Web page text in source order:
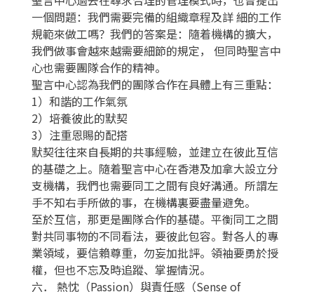
一個問題：我們需要完備的組織章程及詳 細的工作
規範來做工嗎？我們的答案是：隨着機構的擴大，
我們做事會越來越需要細節的規定， 但同時聖言中
心也需要團隊合作的精神。
聖言中心認為我們的團隊合作在具體上有三重點：
1）和諧的工作氣氛
2）培養彼此的默契
3）注重恩賜的配搭
默契往往來自長期的共事經驗，並建立在彼此互信
的基礎之上。隨着聖言中心在香港及加拿大設立分
支機構，我們也需要同工之間有良好溝通。所謂左
手不知右手所做的事，在機構裏要盡量避免。
至於互信，那更是團隊合作的基礎。平衡同工之間
對共同事物的不同看法，要彼此包容。對各人的專
業領域，要信賴尊重，勿妄加批評。領袖要勇於授
權，但也不忘及時追蹤、掌握情況。
六． 熱忱（Passion）與責任感（Sense of